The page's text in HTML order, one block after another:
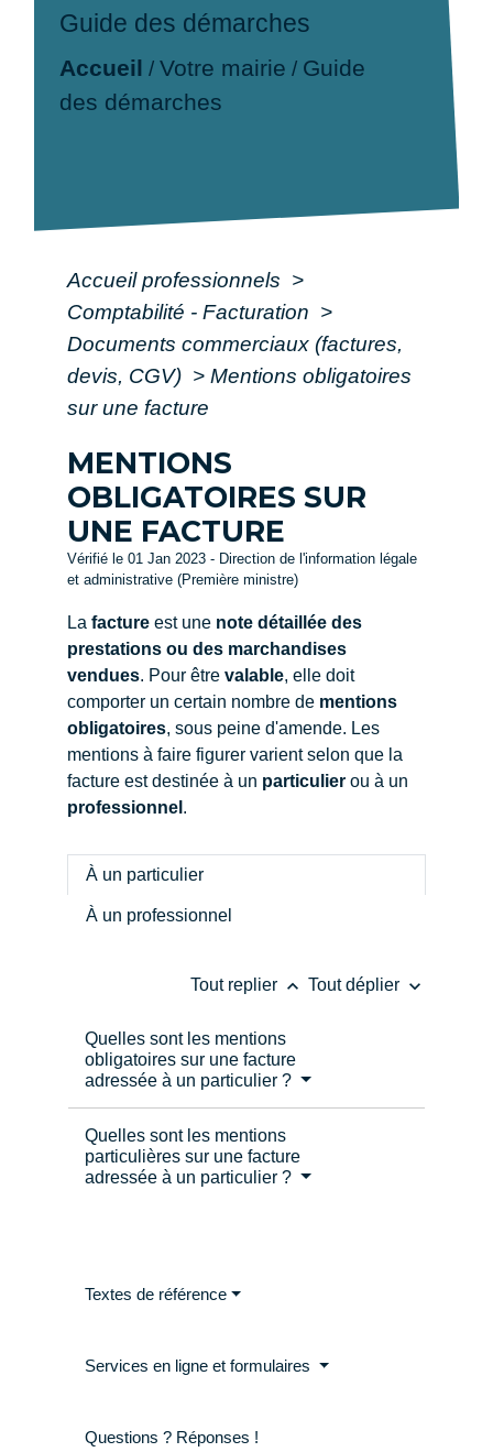
Guide des démarches
Accueil / Votre mairie / Guide
des démarches
Accueil professionnels >
Comptabilité - Facturation >
Documents commerciaux (factures,
devis, CGV) > Mentions obligatoires
sur une facture
MENTIONS
OBLIGATOIRES SUR
UNE FACTURE
Vérifié le 01 Jan 2023 - Direction de l'information légale
et administrative (Première ministre)
Lafacture est une note détaillée des
prestations ou des marchandises
vendues. Pour êtrevalable, elle doit
comporter un certain nombre de mentions
obligatoires, sous peine d'amende. Les
mentions à faire figurer varient selon que la
facture est destinée à un particulier ou à un
professionnel .
À un particulier
À un professionnel
Tout replier keyboard_arrow_up Tout déplier keyboard_arrow_down
Quelles sont les mentions
obligatoires sur une facture
adressée à un particulier ?
Quelles sont les mentions
particulières sur une facture
adressée à un particulier ?
Textes de référence
Services en ligne et formulaires
Questions ? Réponses !